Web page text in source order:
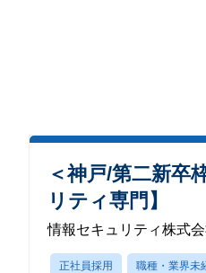
＜神戸/第二新卒
リティ専門】
情報セキュリティ株式
正社員採用 職種・業界未